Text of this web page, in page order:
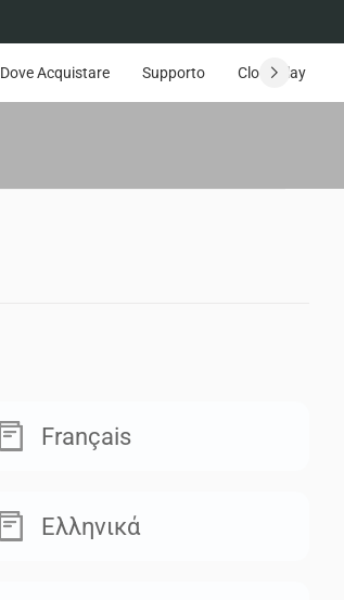
Dove Acquistare Supporto CloudPlay
Français
Ελληνικά